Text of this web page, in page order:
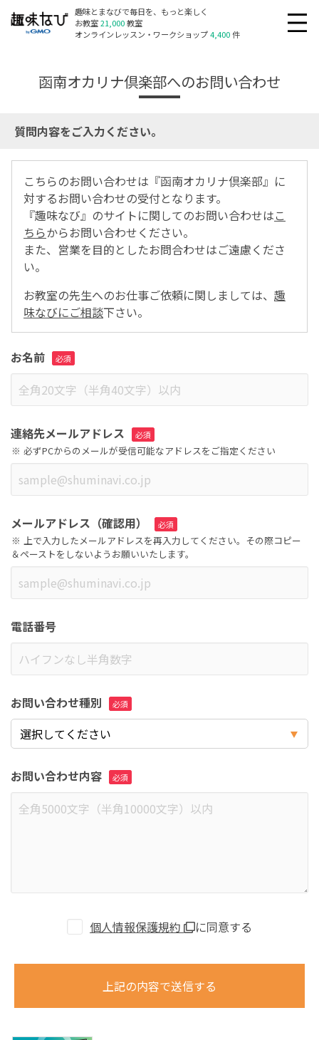
趣味とまなびで毎日を、もっと楽しく
お教室21,000教室
オンラインレッスン・ワークショップ4,400件
函南オカリナ倶楽部へのお問い合わせ
質問内容をご入力ください。
こちらのお問い合わせは『函南オカリナ倶楽部』に
対するお問い合わせの受付となります。
『趣味なび』のサイトに関してのお問い合わせはこ
ちらからお問い合わせください。
また、営業を目的としたお問合わせはご遠慮くださ
い。
お教室の先生へのお仕事ご依頼に関しましては、 趣
味なびにご相談下さい。
お名前
連絡先メールアドレス
必ずPCからのメールが受信可能なアドレスをご指定ください
メールアドレス（確認用）
上で入力したメールアドレスを再入力してください。その際コピー
＆ペーストをしないようお願いいたします。
電話番号
お問い合わせ種別
お問い合わせ内容
個人情報保護規約 に同意する
上記の内容で送信する